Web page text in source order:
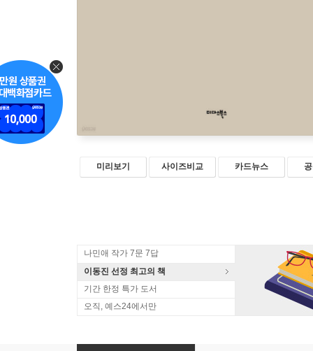
미리보기 사이즈비교 카드뉴스
나민애 작가 7문 7답
이동진 선정 최고의 책
기간 한정 특가 도서
오직, 예스24에서만